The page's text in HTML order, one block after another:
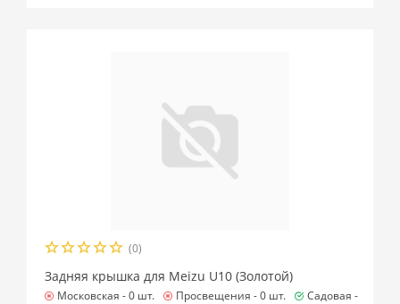
(0)
Задняя крышка для Meizu U10 (Золотой)
Московская -0 шт. Просвещения -0 шт.
Садовая -